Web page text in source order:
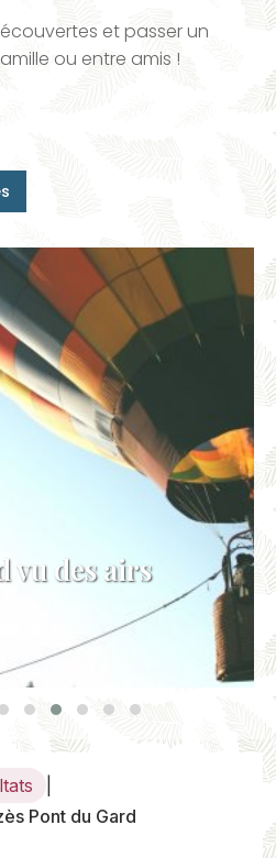
et passer un
ou entre amis !
vu des airs